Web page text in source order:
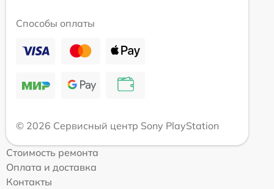
Способы оплаты
© 2026 Сервисный центр Sony PlayStation
Стоимость ремонта
Оплата и доставка
Контакты